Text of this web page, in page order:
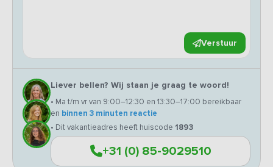
Verstuur
Liever bellen? Wij staan je graag te woord!
• Ma t/m vr van 9:00–12:30 en 13:30–17:00 bereikbaar
en binnen 3 minuten reactie
• Dit vakantieadres heeft huiscode 1893
+31 (0) 85-9029510